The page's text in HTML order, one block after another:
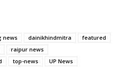
news dainikhindmitra
featured
raipur news
top-news
UP News